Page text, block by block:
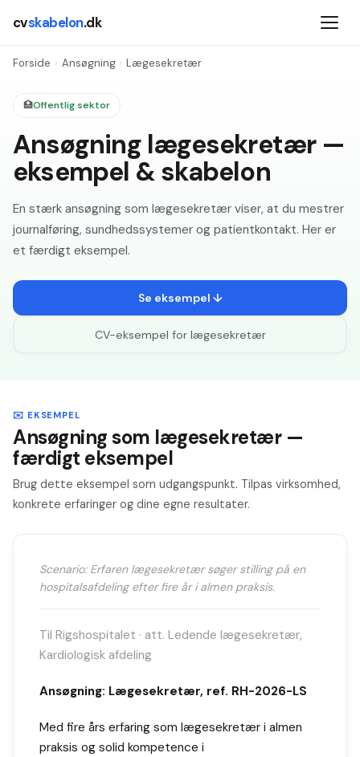
cvskabelon.dk
Forside › Ansøgning › Lægesekretær
🏥Offentlig sektor
Ansøgning lægesekretær —
eksempel & skabelon
En stærk ansøgning som lægesekretær viser, at du mestrer
journalføring, sundhedssystemer og patientkontakt. Her er
et færdigt eksempel.
Se eksempel ↓
CV-eksempel for lægesekretær
✉️ EKSEMPEL
Ansøgning som lægesekretær —
færdigt eksempel
Brug dette eksempel som udgangspunkt. Tilpas virksomhed,
konkrete erfaringer og dine egne resultater.
Scenario: Erfaren lægesekretær søger stilling på en
hospitalsafdeling efter fire år i almen praksis.
Til Rigshospitalet · att. Ledende lægesekretær,
Kardiologisk afdeling
Ansøgning: Lægesekretær, ref. RH-2026-LS
Med fire års erfaring som lægesekretær i almen
praksis og solid kompetence i